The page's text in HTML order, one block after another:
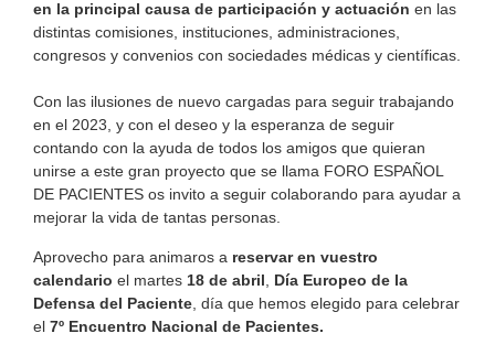
en la principal causa de participación y actuación en las
distintas comisiones, instituciones, administraciones,
congresos y convenios con sociedades médicas y científicas.
Con las ilusiones de nuevo cargadas para seguir trabajando
en el 2023, y con el deseo y la esperanza de seguir
contando con la ayuda de todos los amigos que quieran
unirse a este gran proyecto que se llama FORO ESPAÑOL
DE PACIENTES os invito a seguir colaborando para ayudar a
mejorar la vida de tantas personas.
Aprovecho para animaros a reservar en vuestro
calendario el martes 18 de abril
Día Europeo de la
Defensa del Paciente , día que hemos elegido para celebrar
el 7º Encuentro Nacional de Pacientes.